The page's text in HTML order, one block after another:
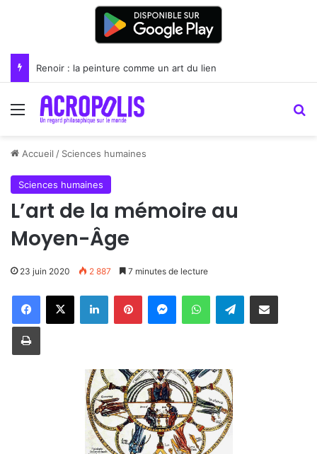
Renoir : la peinture comme un art du lien
Menu
Accueil / Sciences humaines
Sciences humaines
L’art de la mémoire au
Moyen-Âge
23 juin 2020 2 887 7 minutes de lecture
LinkedinPinterestMessengerWhatsAppTelegramPartager par email
Imprimer